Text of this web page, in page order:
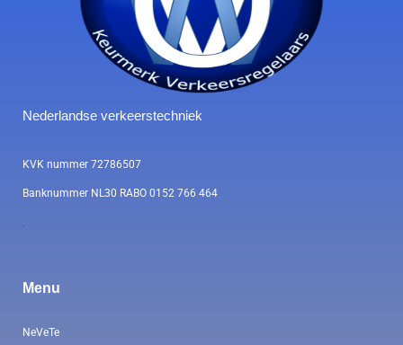
Nederlandse verkeerstechniek
KVK nummer 72786507
Banknummer NL30 RABO 0152 766 464
Menu
NeVeTe